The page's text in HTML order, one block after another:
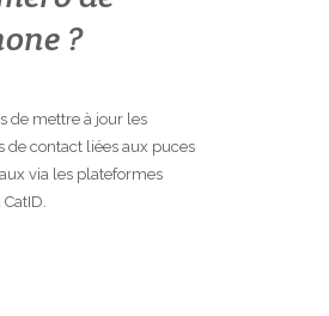
?
de mettre à jour les
de contact liées aux puces
via les plateformes